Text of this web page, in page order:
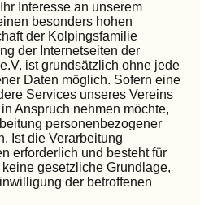
Interesse an unserem
besonders hohen
der Kolpingsfamilie
der Internetseiten der
ist grundsätzlich ohne jede
Daten möglich. Sofern eine
Services unseres Vereins
Anspruch nehmen möchte,
personenbezogener
Ist die Verarbeitung
erforderlich und besteht für
gesetzliche Grundlage,
der betroffenen